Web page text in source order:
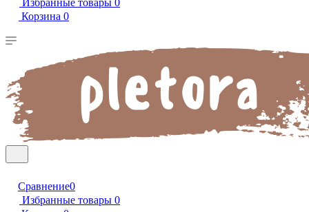
Избранные товары 0
Корзина 0
Сравнение0
Избранные товары 0